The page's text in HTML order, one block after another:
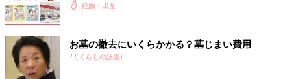
妊娠・出産
お墓の撤去にいくらかかる？墓じまい費用
PR(くらしの話題)